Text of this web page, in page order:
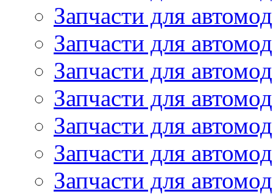
Запчасти для
Запчасти для
Запчасти для
Запчасти для
Запчасти для
Запчасти для
Запчасти для